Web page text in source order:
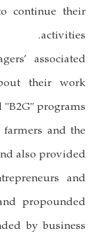
continue their
activities.
associated
their work
programs.
and the
also provided
and
propounded
by business